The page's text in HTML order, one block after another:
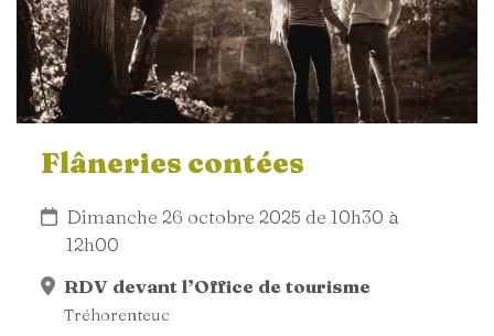
Flâneries contées
Dimanche 26 octobre 2025 de 10h30 à
12h00
RDV devant l’Office de tourisme
Tréhorenteuc